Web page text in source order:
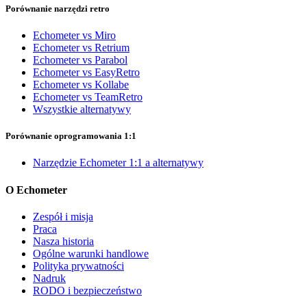
Porównanie narzędzi retro
Echometer vs Miro
Echometer vs Retrium
Echometer vs Parabol
Echometer vs EasyRetro
Echometer vs Kollabe
Echometer vs TeamRetro
Wszystkie alternatywy
Porównanie oprogramowania 1:1
Narzędzie Echometer 1:1 a alternatywy
O Echometer
Zespół i misja
Praca
Nasza historia
Ogólne warunki handlowe
Polityka prywatności
Nadruk
RODO i bezpieczeństwo